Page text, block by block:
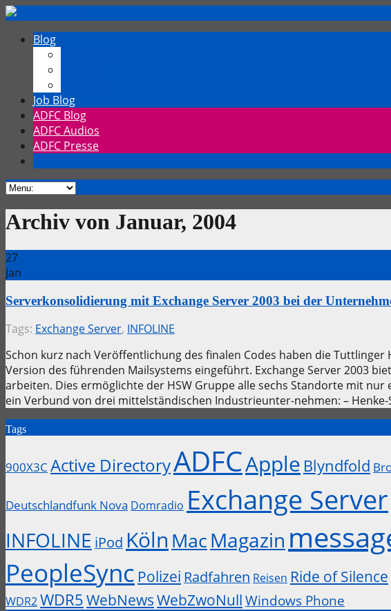
Blog
Job Blog
ADFC Blog
ADFC Audios
ADFC Presse
Archiv von Januar, 2004
27
Jan
Serverkonsolidierung mit Exchange Server 2003 bei der
Tags: Exchange Server, INFOLINE
Schon kurz nach Veröffentlichung des finalen Codes haben die
Version des führenden Mailsystems eingeführt. Exchange Server 2003
arbeiten. Dies ermöglichte der HSW Gruppe alle sechs Standorte mit
ein Verbund von drei mittelständischen Industrieunter-nehmen: –
Tags
900X3C Active DirectoryADFCApple Blyndfold
Deutschlandfunk Nova Domradio Exchange Server
INFOLINE iPod Köln MacMagazin
PeopleSync Polizei Radfahren Reisen Ride of Silence
WDR2WDR5WebNewsWebZwoNull Windows Phone